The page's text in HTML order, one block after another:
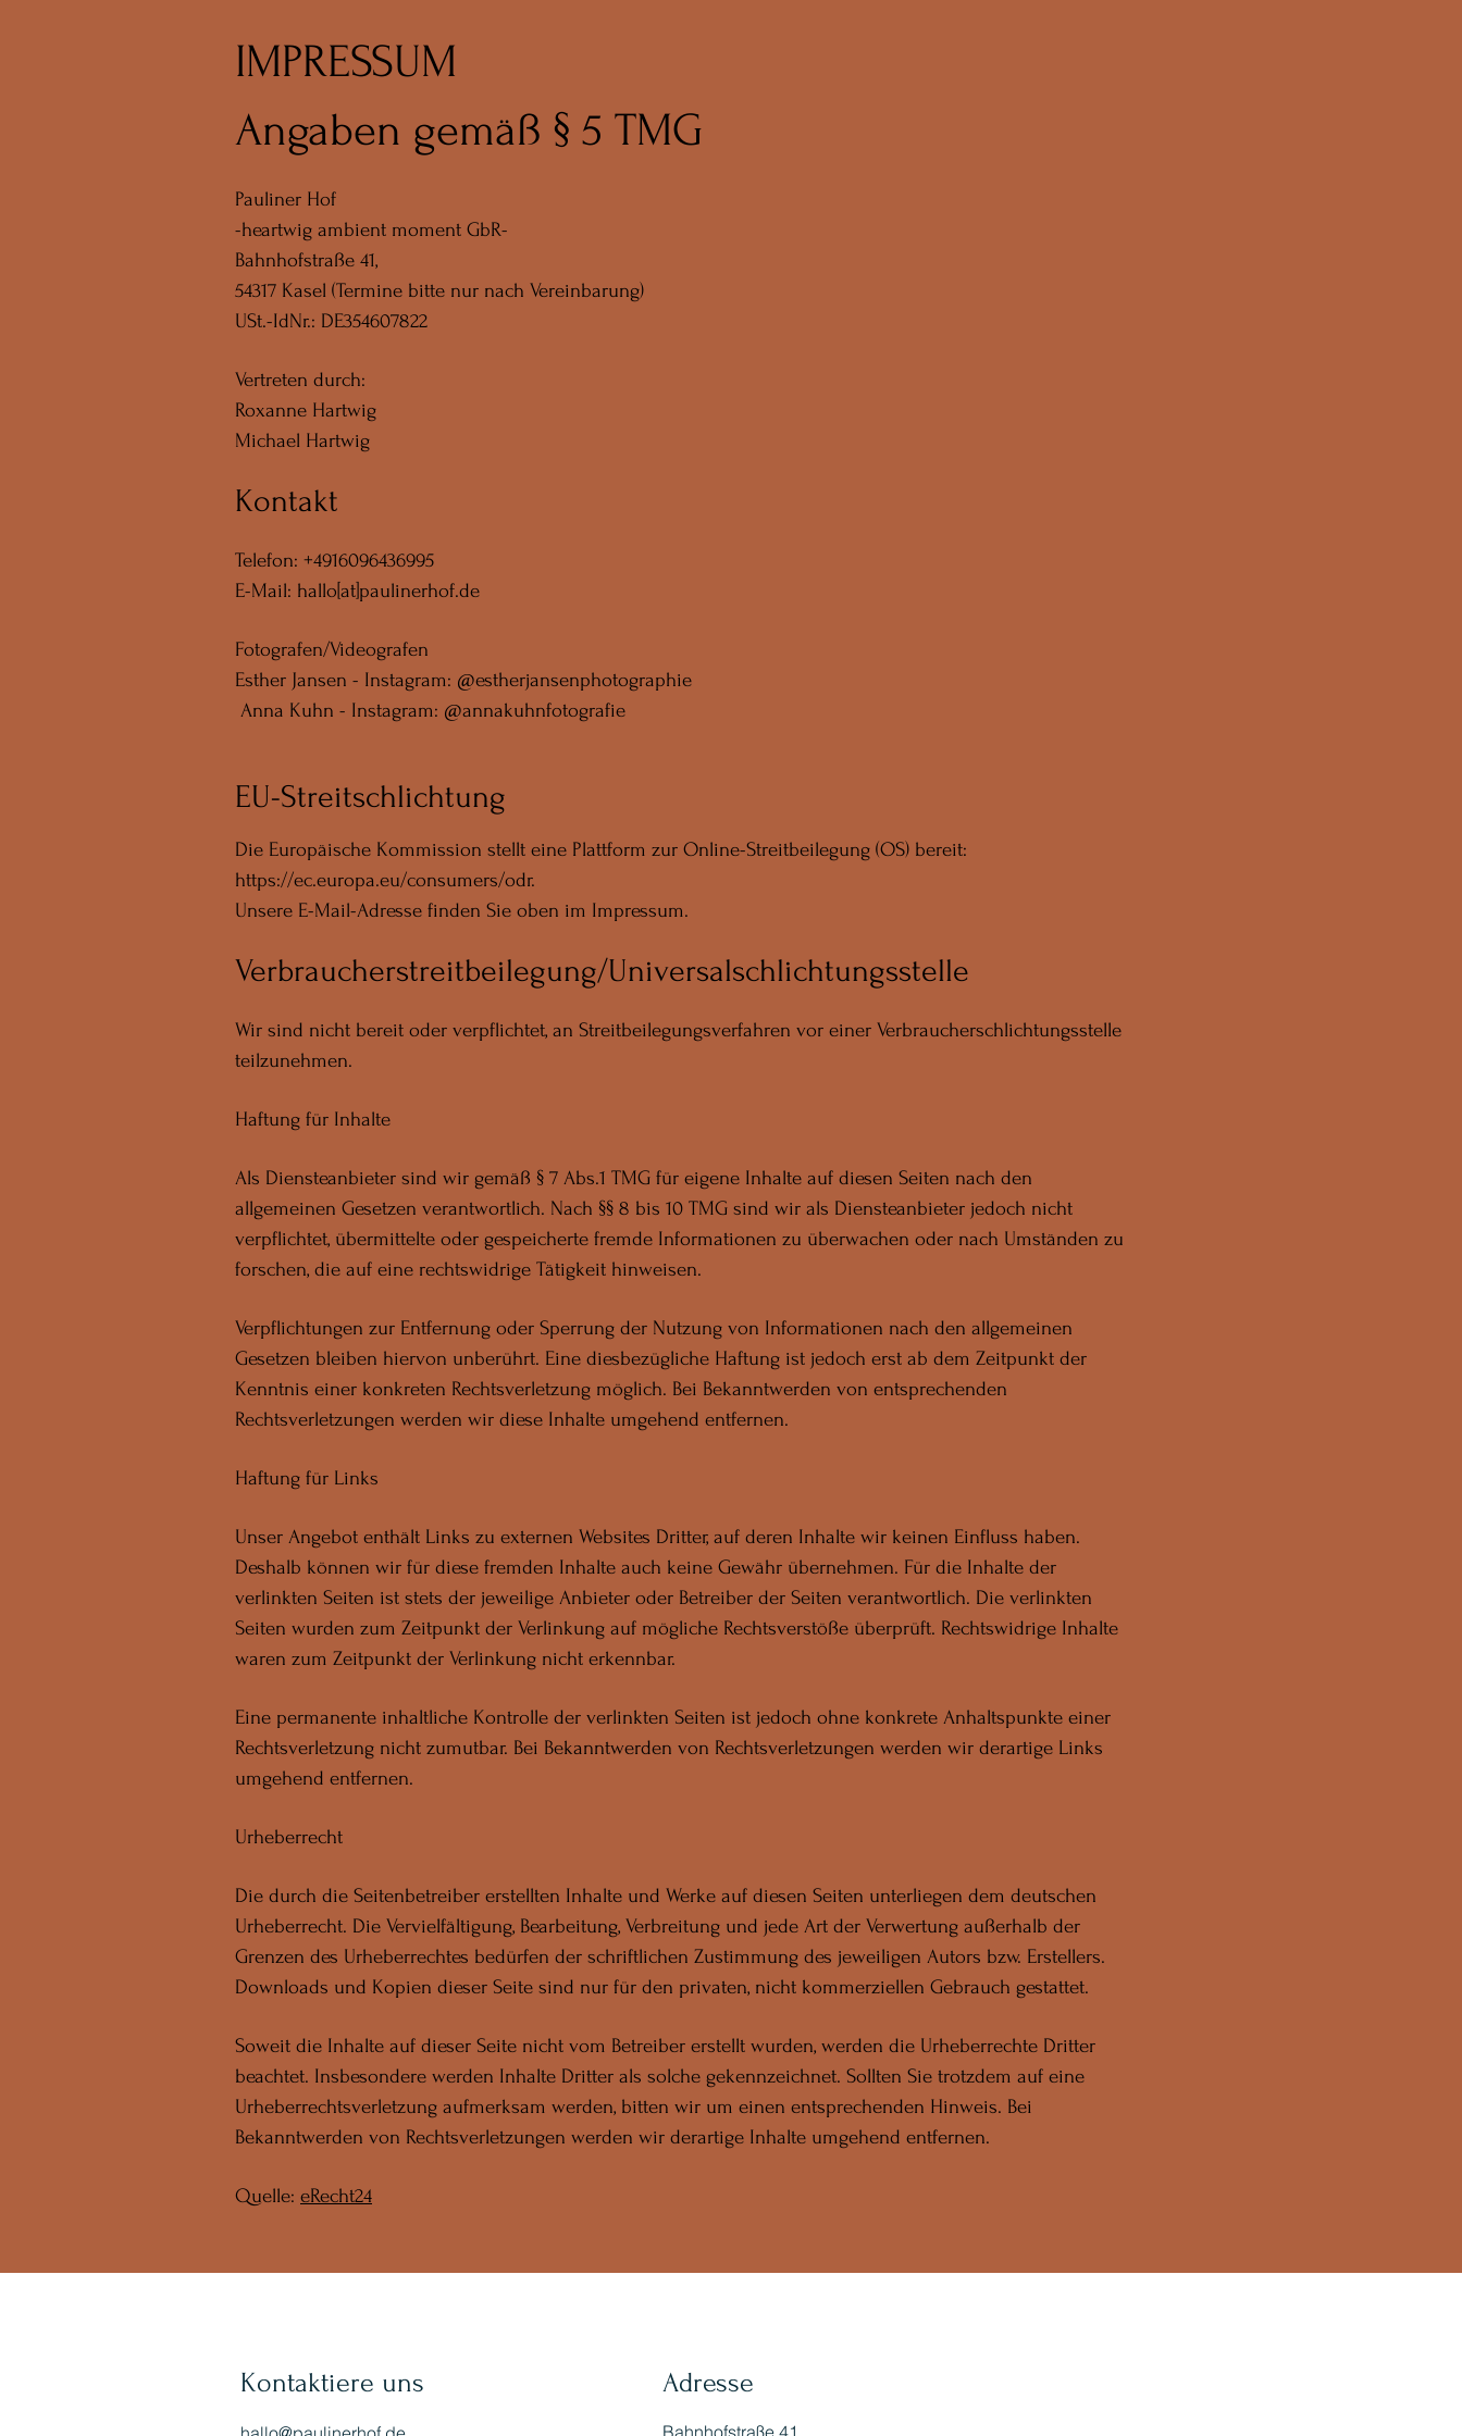
IMPRESSUM
Angaben gemäß § 5 TMG
Pauliner Hof
-heartwig ambient moment GbR-
Bahnhofstraße 41,
54317 Kasel (Termine bitte nur nach Vereinbarung)
USt.-IdNr.: DE354607822
Vertreten durch:
Roxanne Hartwig
Michael Hartwig
Kontakt
Telefon: +4916096436995
E-Mail: hallo[at]paulinerhof.de
Fotografen/Videografen
Esther Jansen - Instagram: @estherjansenphotographie
Anna Kuhn - Instagram: @annakuhnfotografie
EU-Streitschlichtung
Die Europäische Kommission stellt eine Plattform zur Online-Streitbeilegung (OS) bereit:
https://ec.europa.eu/consumers/odr.
Unsere E-Mail-Adresse finden Sie oben im Impressum.
Verbraucherstreitbeilegung/Universalschlichtungsstelle
Wir sind nicht bereit oder verpflichtet, an Streitbeilegungsverfahren vor einer Verbraucherschlichtungsstelle
teilzunehmen.
Haftung für Inhalte
Als Diensteanbieter sind wir gemäß § 7 Abs.1 TMG für eigene Inhalte auf diesen Seiten nach den
allgemeinen Gesetzen verantwortlich. Nach §§ 8 bis 10 TMG sind wir als Diensteanbieter jedoch nicht
verpflichtet, übermittelte oder gespeicherte fremde Informationen zu überwachen oder nach Umständen zu
forschen, die auf eine rechtswidrige Tätigkeit hinweisen.
Verpflichtungen zur Entfernung oder Sperrung der Nutzung von Informationen nach den allgemeinen
Gesetzen bleiben hiervon unberührt. Eine diesbezügliche Haftung ist jedoch erst ab dem Zeitpunkt der
Kenntnis einer konkreten Rechtsverletzung möglich. Bei Bekanntwerden von entsprechenden
Rechtsverletzungen werden wir diese Inhalte umgehend entfernen.
Haftung für Links
Unser Angebot enthält Links zu externen Websites Dritter, auf deren Inhalte wir keinen Einfluss haben.
Deshalb können wir für diese fremden Inhalte auch keine Gewähr übernehmen. Für die Inhalte der
verlinkten Seiten ist stets der jeweilige Anbieter oder Betreiber der Seiten verantwortlich. Die verlinkten
Seiten wurden zum Zeitpunkt der Verlinkung auf mögliche Rechtsverstöße überprüft. Rechtswidrige Inhalte
waren zum Zeitpunkt der Verlinkung nicht erkennbar.
Eine permanente inhaltliche Kontrolle der verlinkten Seiten ist jedoch ohne konkrete Anhaltspunkte einer
Rechtsverletzung nicht zumutbar. Bei Bekanntwerden von Rechtsverletzungen werden wir derartige Links
umgehend entfernen.
Urheberrecht
Die durch die Seitenbetreiber erstellten Inhalte und Werke auf diesen Seiten unterliegen dem deutschen
Urheberrecht. Die Vervielfältigung, Bearbeitung, Verbreitung und jede Art der Verwertung außerhalb der
Grenzen des Urheberrechtes bedürfen der schriftlichen Zustimmung des jeweiligen Autors bzw. Erstellers.
Downloads und Kopien dieser Seite sind nur für den privaten, nicht kommerziellen Gebrauch gestattet.
Soweit die Inhalte auf dieser Seite nicht vom Betreiber erstellt wurden, werden die Urheberrechte Dritter
beachtet. Insbesondere werden Inhalte Dritter als solche gekennzeichnet. Sollten Sie trotzdem auf eine
Urheberrechtsverletzung aufmerksam werden, bitten wir um einen entsprechenden Hinweis. Bei
Bekanntwerden von Rechtsverletzungen werden wir derartige Inhalte umgehend entfernen.
Quelle: eRecht24
Kontaktiere uns Adresse
Bahnhofstraße 41